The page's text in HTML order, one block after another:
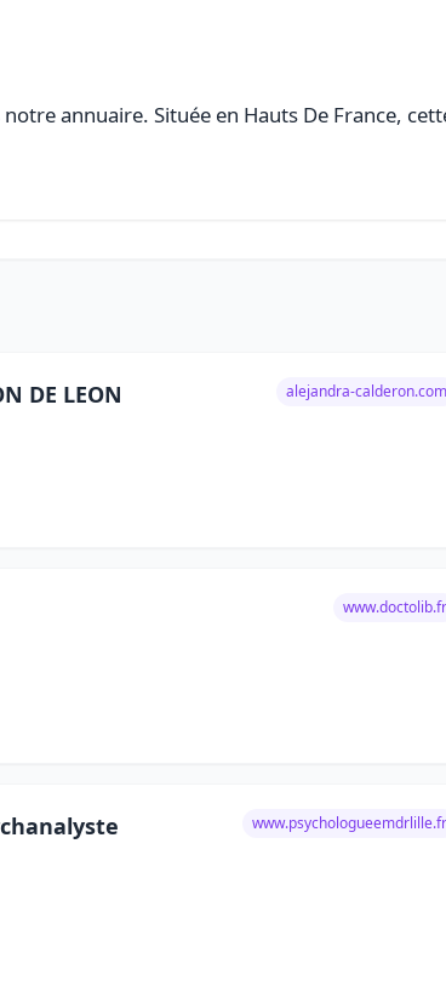
annuaire. Située en Hauts De France,
DE LEON alejandra-calderon.com
www.doctolib.fr
www.psychologueemdrlille.fr